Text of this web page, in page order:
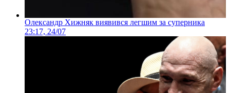
Олександр Хижняк виявився легшим за суперника
23:17, 24/07